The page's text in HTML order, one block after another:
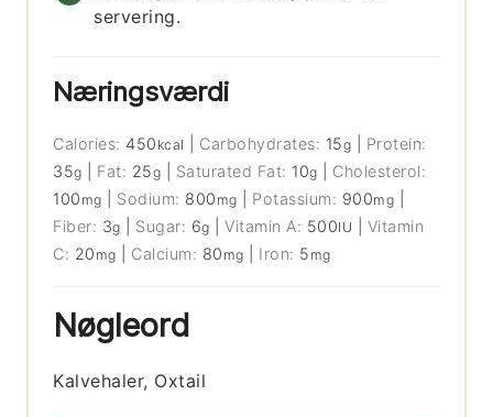
servering.
Næringsværdi
Calories: 450 kcal Carbohydrates: 15g
Protein:
35g Fat: 25g Saturated Fat: 10g
Cholesterol:
100 mg Sodium: 800 mg Potassium: 900mg
Fiber: 3g Sugar: 6g |Vitamin A: 500IU
Vitamin
C: 20 mg Calcium: 80 mg Iron: 5 mg
Nøgleord
Kalvehaler, Oxtail